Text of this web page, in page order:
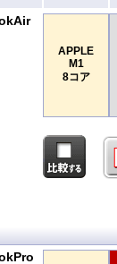
APPLE
M1
8コア